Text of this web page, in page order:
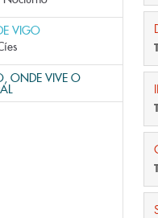
VIGO
ONDE VIVE O